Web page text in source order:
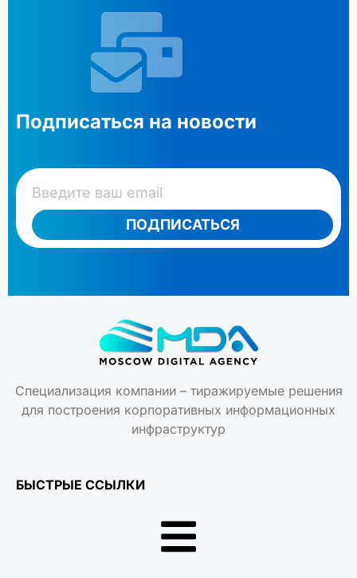
Подписаться на новости
ПОДПИСАТЬСЯ
Специализация компании – тиражируемые решения
для построения корпоративных информационных
инфраструктур
БЫСТРЫЕ ССЫЛКИ